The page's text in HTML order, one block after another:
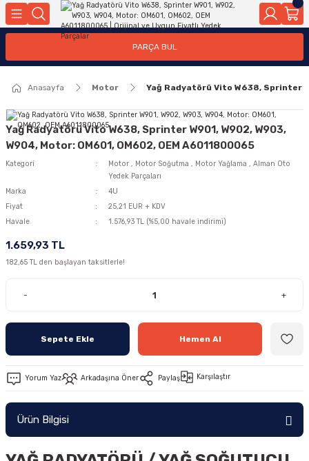
Geri Dön
Geri Dön
Geri Dön
Yakıt Pompası, Yakıt Hatları
Motor Elektrik
Ateşleme Buji Bobin Buji Kablosu
Geri Dön
Geri Dön
Geri Dön
Kollar
Geri Dön
Geri Dön
Ön Arka
Geri Dön
PARÇA BUL
Anasayfa Motor Yağ Radyatörü Vito W638, Sprinter
Yağ Radyatörü Vito W638, Sprinter W901, W902, W903,
W904, Motor: OM601, OM602, OEM A6011800065
Kategori Motor , Motor Soğutma , Motor Yağlama , Alman Oto
Yedek Parçaları
Marka
4U
Fiyat
25,21 EUR + KDV
Havale
1.576,93 TL (%5,00 havale indirimi)
1.659,93 TL
182,65 TL den başlayan taksitlerle!
- +
Sepete Ekle Hemen Al
Yorum Yaz Arkadaşına Öner Paylaş Karşılaştır
Ürün Bilgisi